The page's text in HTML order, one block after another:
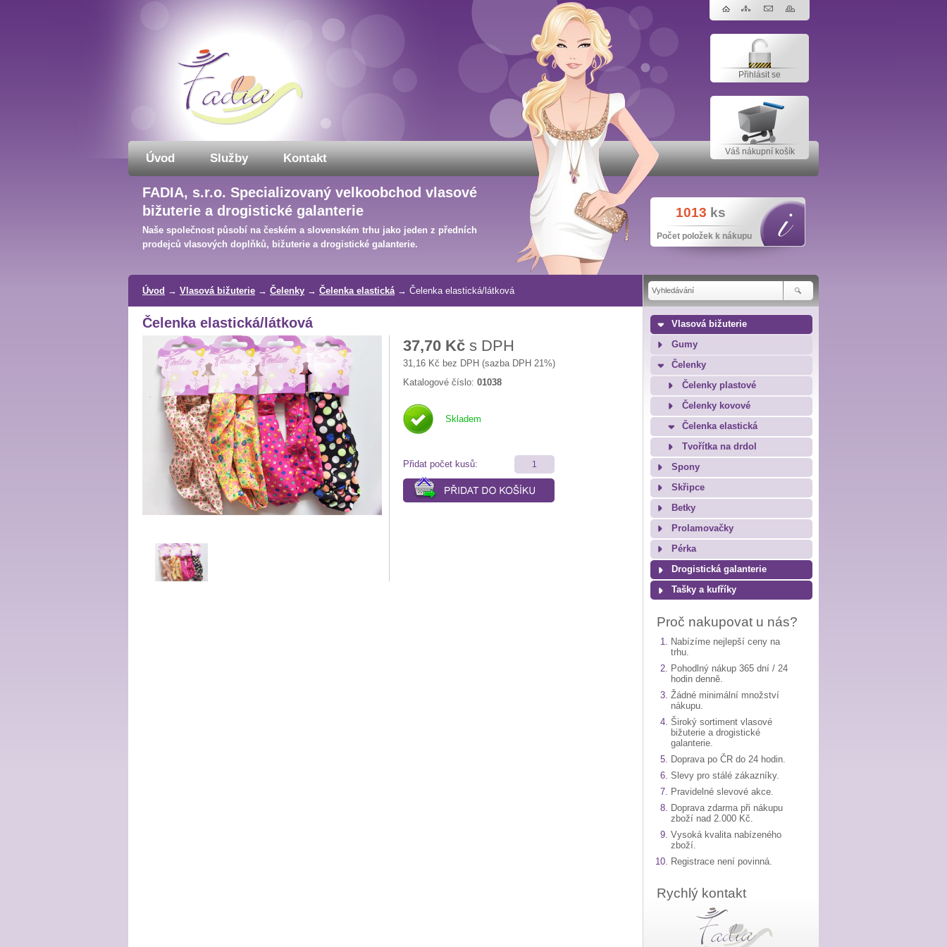
Úvod Služby Kontakt
Přihlásit se
Váš nákupní košík
FADIA, s.r.o. Specializovaný velkoobchod vlasové
bižuterie a drogistické galanterie
Naše společnost působí na českém a slovenském trhu jako jeden z předních
prodejců vlasových doplňků, bižuterie a drogistické galanterie.
1013 ks
Počet položek k nákupu
Úvod → Vlasová bižuterie → Čelenky → Čelenka elastická→ Čelenka elastická/látková
Čelenka elastická/látková
37,70 Kč s DPH
31,16 Kč bez DPH (sazba DPH 21%)
Katalogové číslo: 01038
Skladem
Přidat počet kusů:
Vlasová bižuterie
Gumy
Čelenky
Čelenky plastové
Čelenky kovové
Čelenka elastická
Tvořítka na drdol
Spony
Skřipce
Betky
Prolamovačky
Pérka
Drogistická galanterie
Tašky a kufříky
Proč nakupovat u nás?
Nabízíme nejlepší ceny na
trhu.
Pohodlný nákup 365 dní / 24
hodin denně.
Žádné minimální množství
nákupu.
Široký sortiment vlasové
bižuterie a drogistické
galanterie.
Doprava po ČR do 24 hodin.
Slevy pro stálé zákazníky.
Pravidelné slevové akce.
Doprava zdarma při nákupu
zboží nad 2.000 Kč.
Vysoká kvalita nabízeného
zboží.
Registrace není povinná.
Rychlý kontakt